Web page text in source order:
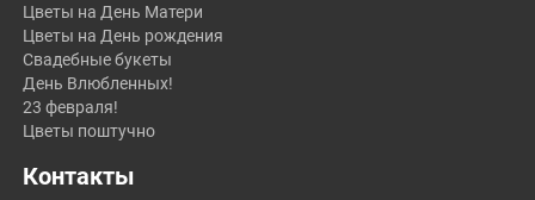
Цветы на День Матери
Цветы на День рождения
Свадебные букеты
День Влюбленных!
23 февраля!
Цветы поштучно
Контакты